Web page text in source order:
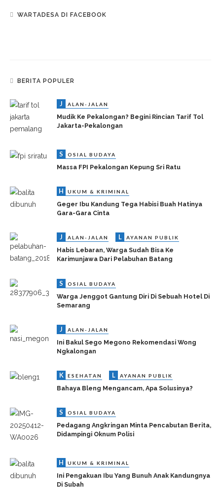
WARTADESA DI FACEBOOK
BERITA POPULER
J ALAN-JALAN
Mudik Ke Pekalongan? Begini Rincian Tarif Tol
Jakarta-Pekalongan
S OSIAL BUDAYA
Massa FPI Pekalongan Kepung Sri Ratu
H UKUM & KRIMINAL
Geger Ibu Kandung Tega Habisi Buah Hatinya
Gara-Gara Cinta
J ALAN-JALAN L AYANAN PUBLIK
Habis Lebaran, Warga Sudah Bisa Ke
Karimunjawa Dari Pelabuhan Batang
S OSIAL BUDAYA
Warga Jenggot Gantung Diri Di Sebuah Hotel Di
Semarang
J ALAN-JALAN
Ini Bakul Sego Megono Rekomendasi Wong
Ngkalongan
K ESEHATAN L AYANAN PUBLIK
Bahaya Bleng Mengancam, Apa Solusinya?
S OSIAL BUDAYA
Pedagang Angkringan Minta Pencabutan Berita,
Didampingi Oknum Polisi
H UKUM & KRIMINAL
Ini Pengakuan Ibu Yang Bunuh Anak Kandungnya
Di Subah